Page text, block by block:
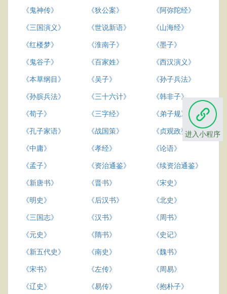
《鬼神传》
《狄公案》
《阿弥陀经》
《三国演义》
《世说新语》
《山海经》
《红楼梦》
《淮南子》
《墨子》
《鬼谷子》
《百家姓》
《西汉演义》
《本草纲目》
《吴子》
《孙子兵法》
《孙膑兵法》
《三十六计》
《韩非子》
《荀子》
《三字经》
《弟子规》
《孔子家语》
《战国策》
《贞观政要》
《中庸》
《孝经》
《论语》
《孟子》
《资治通鉴》
《续资治通鉴》
《新唐书》
《晋书》
《宋史》
《明史》
《后汉书》
《北史》
《三国志》
《汉书》
《周书》
《元史》
《隋书》
《史记》
《新五代史》
《南史》
《魏书》
《宋书》
《左传》
《周易》
《辽史》
《易传》 《抱朴子》
进入小程序